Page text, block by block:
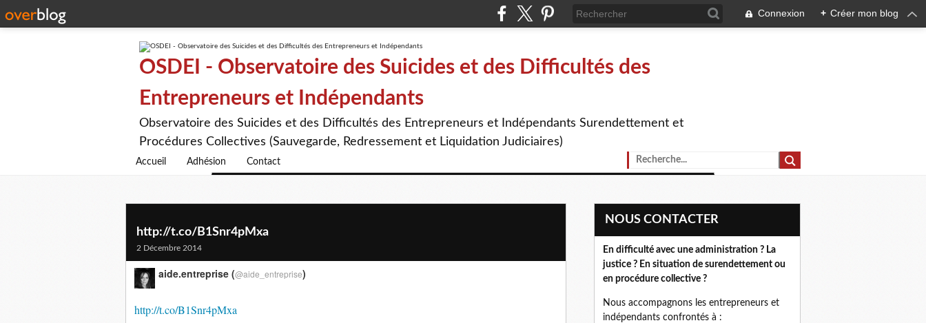
Connexion + Créer mon blog
OSDEI - Observatoire des Suicides et des Difficultés des
Entrepreneurs et Indépendants
Observatoire des Suicides et des Difficultés des Entrepreneurs et Indépendants Surendettement et
Procédures Collectives (Sauvegarde, Redressement et Liquidation Judiciaires)
Accueil Adhésion Contact
http://t.co/B1Snr4pMxa
2 Décembre 2014
http://t.co/B1Snr4pMxa
aide.entreprise (@aide_entreprise)
NOUS CONTACTER
En difficulté avec une administration ? La
justice ? En situation de surendettement ou
en procédure collective ?
Nous accompagnons les entrepreneurs et
indépendants confrontés à :